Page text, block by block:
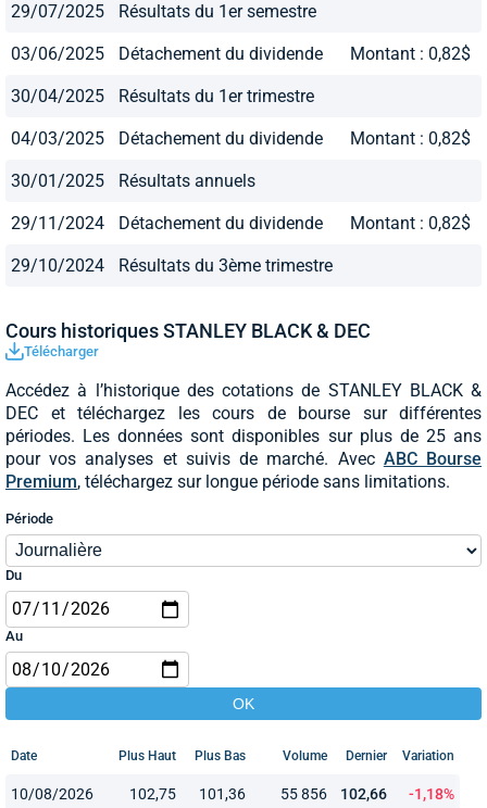
29/07/2025 Résultats du 1er semestre
03/06/2025 Détachement du dividende Montant : 0,82$
30/04/2025 Résultats du 1er trimestre
04/03/2025 Détachement du dividende Montant : 0,82$
30/01/2025 Résultats annuels
29/11/2024 Détachement du dividende Montant : 0,82$
29/10/2024 Résultats du 3ème trimestre
Cours historiques STANLEY BLACK & DEC
Télécharger
Accédez à l’historique des cotations de STANLEY BLACK &
DEC et téléchargez les cours de bourse sur différentes
périodes. Les données sont disponibles sur plus de 25 ans
pour vos analyses et suivis de marché. Avec ABC Bourse
Premium, téléchargez sur longue période sans limitations.
Période
Du
Au
Date Plus Haut Plus Bas Volume Dernier Variation
10/08/2026 102,75 101,36 55 856 102,66 -1,18%